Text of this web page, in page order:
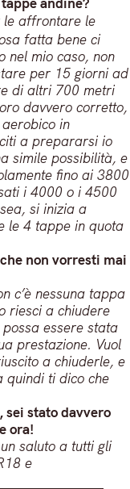
le affrontare le
fatta bene ci
nel mio caso, non
per 15 giorni ad
di altri 700 metri
davvero corretto,
in
a prepararsi io
simile possibilità, e
fino ai 3800
i 4000 o i 4500
si inizia a
le 4 tappe in quota
non vorresti mai
c’è nessuna tappa
riesci a chiudere
essere stata
prestazione. Vuol
a chiuderle, e
quindi ti dico che
sei stato davvero
ora!
saluto a tutti gli
e